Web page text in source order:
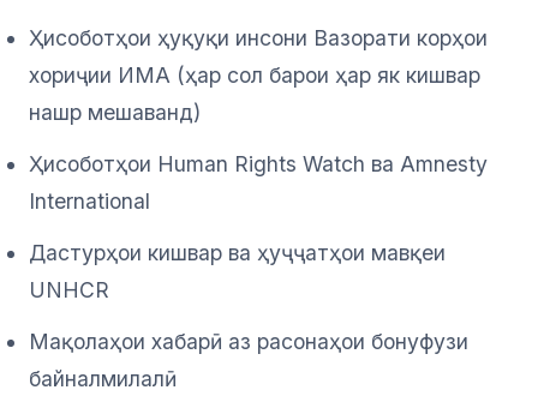
Ҳисоботҳои ҳуқуқи инсони Вазорати корҳои
хориҷии ИМА (ҳар сол барои ҳар як кишвар
нашр мешаванд)
Ҳисоботҳои Human Rights Watch ва Amnesty
International
Дастурҳои кишвар ва ҳуҷҷатҳои мавқеи
UNHCR
Мақолаҳои хабарӣ аз расонаҳои бонуфузи
байналмилалӣ